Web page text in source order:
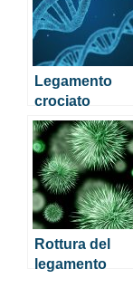
Legamento
crociato
posteriore:
sintomi della
rottura e
indicazioni
sull’intervento
Rottura del
legamento